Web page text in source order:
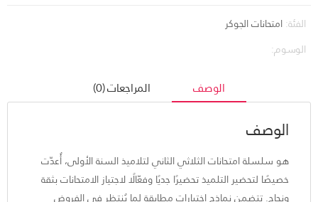
الفئة:امتحانات الجوكر
الوسوم:
الوصف المراجعات (0)
الوصف
هو سلسلة امتحانات الثلاثي الثاني لتلاميذ السنة الأولى، أُعدّت
خصيصًا لتحضير التلميذ تحضيرًا جديًا وفعّالًا لاجتياز الامتحانات بثقة
ونجاح. تتضمن نماذج اختبارات مطابقة لما يُنتظر في الفروض